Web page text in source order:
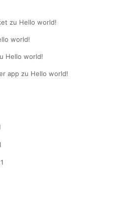
zu Hello world!
world!
Hello world!
appzu Hello world!